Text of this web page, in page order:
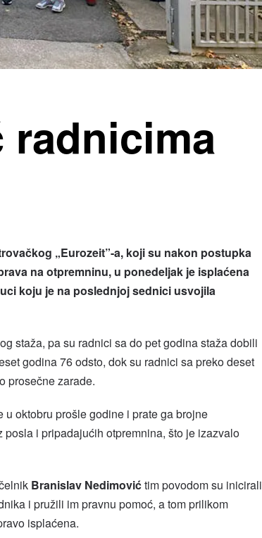
radnicima
„Eurozeit”-a, koji su nakon postupka
na otpremninu, u ponedeljak je isplaćena
koju je na poslednjoj sednici usvojila
staža, pa su radnici sa do pet godina staža dobili
godina 76 odsto, dok su radnici sa preko deset
prosečne zarade.
oktobru prošle godine i prate ga brojne
i pripadajućih otpremnina, što je izazvalo
Branislav Nedimovićtim povodom su inicirali
i pružili im pravnu pomoć, a tom prilikom
isplaćena.